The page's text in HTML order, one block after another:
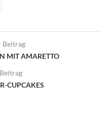
Beitrag
MIT AMARETTO
CUPCAKES